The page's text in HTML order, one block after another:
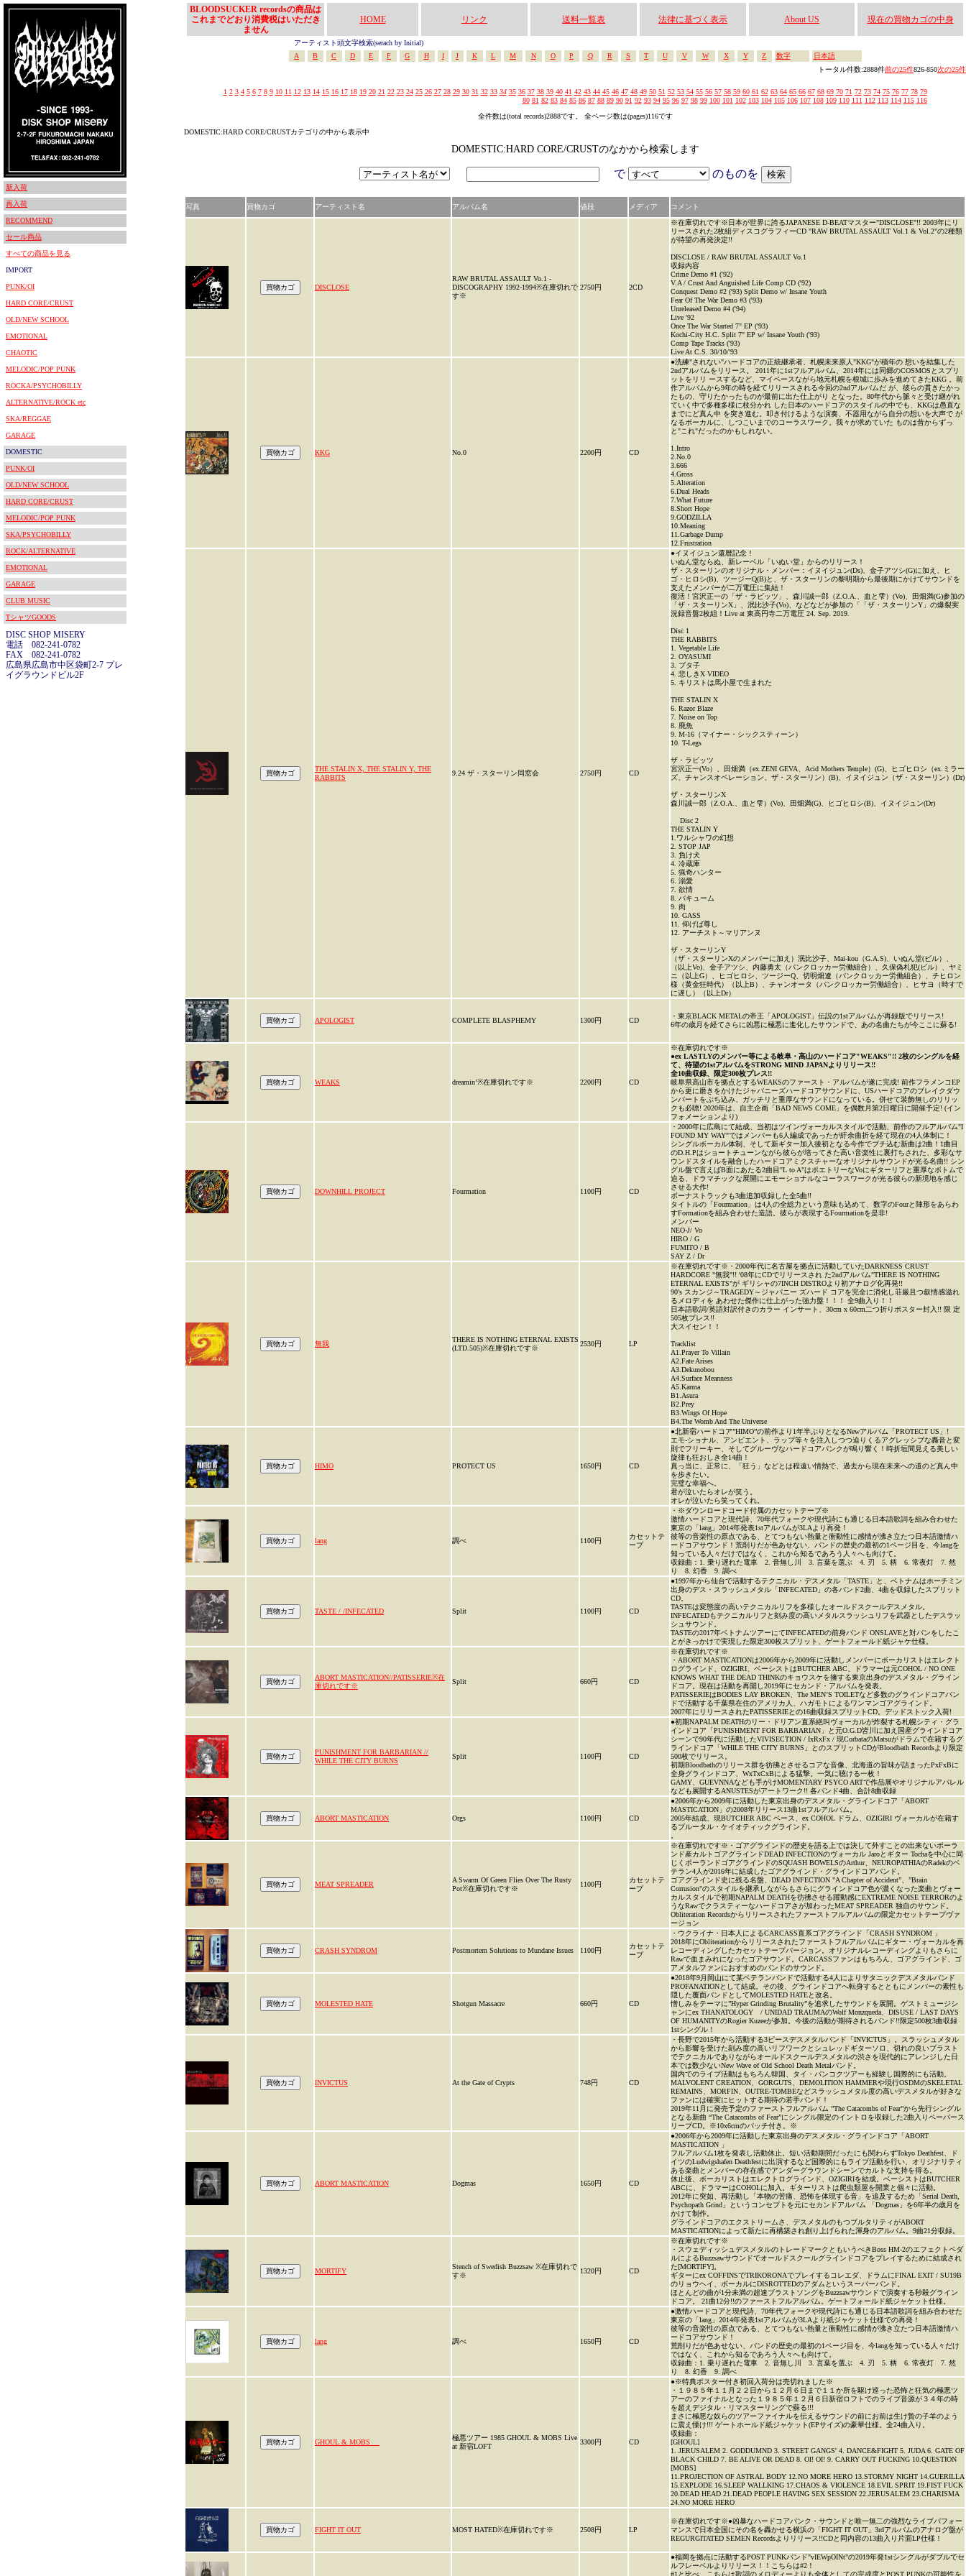
新入荷
再入荷
RECOMMEND
セール商品
すべての商品を見る
IMPORT
PUNK/OI
HARD CORE/CRUST
OLD/NEW SCHOOL
EMOTIONAL
CHAOTIC
MELODIC/POP PUNK
ROCKA/PSYCHOBILLY
ALTERNATIVE/ROCK etc
SKA/REGGAE
GARAGE
DOMESTIC
PUNK/OI
OLD/NEW SCHOOL
HARD CORE/CRUST
MELODIC/POP PUNK
SKA/PSYCHOBILLY
ROCK/ALTERNATIVE
EMOTIONAL
GARAGE
CLUB MUSIC
TシャツGOODS
DISC SHOP MISERY
電話 082-241-0782
FAX 082-241-0782
広島県広島市中区袋町2-7 プレ
イグラウンドビル2F
BLOODSUCKER recordsの商品は
これまでどおり消費税はいただき
ません
HOME リンク 送料一覧表 法律に基づく表示 About US 現在の買物カゴの中身
アーティスト頭文字検索(serach by Initial)
A
B C D E F G H I J K L M N O P Q R S T U V W X Y Z 数字
日本語
トータル件数:2888件前の25件826-850次の25件
1 2 3 4 5 6 7 8 9 10 11 12 13 14 15 16 17 18 19 20 21 22 23 24 25 26 27 28 29 30 31 32 33 34 35 36 37 38 39 40 41 42 43 44 45 46 47 48 49 50 51 52 53 54 55 56 57 58 59 60 61 62 63 64 65 66 67 68 69 70 71 72 73 74 75 76 77 78 79
80 81 82 83 84 85 86 87 88 89 90 91 92 93 94 95 96 97 98 99 100 101 102 103 104 105 106 107 108 109 110 111 112 113 114 115 116
全件数は(total records)2888です。 全ページ数は(pages)116です
DOMESTIC:HARD CORE/CRUSTカテゴリの中から表示中
DOMESTIC:HARD CORE/CRUSTのなかから検索します
で のものを
写真 買物カゴ アーティスト名 アルバム名 値段 メディア コメント
DISCLOSE
RAW BRUTAL ASSAULT Vo.1 -
DISCOGRAPHY 1992-1994※在庫切れで
す※
2750円 2CD
※在庫切れです※日本が世界に誇るJAPANESE D-BEATマスター"DISCLOSE"!! 2003年にリ
リースされた2枚組ディスコグラフィーCD "RAW BRUTAL ASSAULT Vol.1 & Vol.2"の2種類
が待望の再発決定!!
DISCLOSE / RAW BRUTAL ASSAULT Vo.1
収録内容
Crime Demo #1 ('92)
V.A / Crust And Anguished Life Comp CD ('92)
Conquest Demo #2 ('93) Split Demo w/ Insane Youth
Fear Of The War Demo #3 ('93)
Unreleased Demo #4 ('94)
Live '92
Once The War Started 7" EP ('93)
Kochi-City H.C. Split 7" EP w/ Insane Youth ('93)
Comp Tape Tracks ('93)
Live At C.S. 30/10/'93
KKG No.0 2200円 CD
●洗練"されない"ハードコアの正統継承者、札幌未来原人"KKG"が積年の 想いを結集した
2ndアルバムをリリース。 2011年に1stフルアルバム、2014年には同郷のCOSMOSとスプリ
ットをリリ ースするなど、マイペースながら地元札幌を根城に歩みを進めてきたKKG 。前
作アルバムから9年の時を経てリリースされる今回の2ndアルバムだ が、彼らの貫きたかっ
たもの、守りたかったものが最前に出た仕上がり となった。80年代から脈々と受け継がれ
ていく中で多種多様に枝分かれ した日本のハードコアのスタイルの中でも、KKGは愚直な
までにど真ん中 を突き進む。叩き付けるような演奏、不器用ながら自分の想いを大声で が
なるボーカルに、しつこいまでのコーラスワーク。我々が求めていた ものは昔からずっ
と"これ"だったのかもしれない。
1.Intro
2.No.0
3.666
4.Gross
5.Alteration
6.Dual Heads
7.What Future
8.Short Hope
9.GODZILLA
10.Meaning
11.Garbage Dump
12.Frustration
THE STALIN X, THE STALIN Y, THE
RABBITS
9.24 ザ・スターリン同窓会 2750円 CD
●イヌイジュン還暦記念！
いぬん堂ならぬ、新レーベル「いぬい堂」からのリリース！
ザ・スターリンのオリジナル・メンバー：イヌイジュン(Ds)、金子アツシ(G)に加え、ヒ
ゴ・ヒロシ(B)、ツージーQ(B)と、ザ・スターリンの黎明期から最後期にかけてサウンドを
支えたメンバーが二万電圧に集結！
復活！宮沢正一の「ザ・ラビッツ」、森川誠一郎（Z.O.A.、血と雫）(Vo)、田畑満(G)参加の
「ザ・スターリンX」、泯比沙子(Vo)、などなどが参加の「「ザ・スターリンY」の爆裂実
況録音盤2枚組！Live at 東高円寺二万電圧 24. Sep. 2019.
Disc 1
THE RABBITS
1. Vegetable Life
2. OYASUMI
3. ブタ子
4. 悲しきX VIDEO
5. キリストは馬小屋で生まれた
THE STALIN X
6. Razor Blaze
7. Noise on Top
8. 廃魚
9. M-16（マイナー・シックスティーン）
10. T-Legs
ザ・ラビッツ
宮沢正一(Vo）、田畑満（ex.ZENI GEVA、Acid Mothers Temple）(G)、ヒゴヒロシ（ex.ミラー
ズ、チャンスオペレーション、ザ・スターリン）(B)、イヌイジュン（ザ・スターリン）(Dr)
ザ・スターリンX
森川誠一郎（Z.O.A.、血と雫）(Vo)、田畑満(G)、ヒゴヒロシ(B)、イヌイジュン(Dr)
Disc 2
THE STALIN Y
1.ワルシャワの幻想
2. STOP JAP
3. 負け犬
4. 冷蔵庫
5. 猟奇ハンター
6. 溺愛
7. 欲情
8. バキューム
9. 肉
10. GASS
11. 仰げば尊し
12. アーチスト～マリアンヌ
ザ・スターリンY
（ザ・スターリンXのメンバーに加え）泯比沙子、Mai-kou（G.A.S)、いぬん堂(ビル）、
（以上Vo)、金子アツシ、内藤勇太（パンクロッカー労働組合）、久保偽札犯(ビル）、ヤミ
ニ（以上G）、ヒゴヒロシ、ツージーQ、切明畑遼（パンクロッカー労働組合）、チヒロン
様（黄金狂時代）（以上B）、チャンオータ（パンクロッカー労働組合）、ヒサヨ（時すで
に遅し）（以上Dr）
APOLOGIST COMPLETE BLASPHEMY 1300円 CD
・東京BLACK METALの帝王「APOLOGIST」伝説の1stアルバムが再録版でリリース!
6年の歳月を経てさらに凶悪に極悪に進化したサウンドで、あの名曲たちが今ここに蘇る!
WEAKS dreamin’※在庫切れです※ 2200円 CD
※在庫切れです※
●ex LASTLYのメンバー等による岐阜・高山のハードコア"WEAKS"!! 2枚のシングルを経
て、待望の1stアルバムをSTRONG MIND JAPANよりリリース!!
全10曲収録、限定300枚プレス!!
岐阜県高山市を拠点とするWEAKSのファースト・アルバムが遂に完成! 前作フラメンコEP
から更に磨きをかけたジャパニーズハードコアサウンドに、USハードコアのブレイクダウ
ンパートをぶち込み、ガッチリと重厚なサウンドになっている。併せて装飾無しのリリッ
クも必聴! 2020年は、自主企画「BAD NEWS COME」を偶数月第2日曜日に開催予定! (イン
フォメーションより)
DOWNHILL PROJECT Fourmation 1100円 CD
・2000年に広島にて結成、当初はツインヴォーカルスタイルで活動、前作のフルアルバム"I
FOUND MY WAY"ではメンバーも6人編成であったが紆余曲折を経て現在の4人体制に！
シングルボーカル体制、そして新ギター加入後初となる今作でブチ込む新曲は2曲！1曲目
のD.H.Pはショートチューンながら彼らが培ってきた高い音楽性に裏打ちされた、多彩なサ
ウンドスタイルを融合したハードコアミクスチャーなオリジナルサウンドが光る名曲!! シン
グル盤で言えばB面にあたる2曲目"L to A"はポエトリーなVoにギターリフと重厚なボトムで
迫る、ドラマチックな展開にエモーショナルなコーラスワークが光る彼らの新境地を感じ
させる大作!
ボーナストラックも3曲追加収録した全5曲!!
タイトルの「Fourmation」は4人の全総力という意味も込めて、数字のFourと陣形をあらわ
すFormationを組み合わせた造語。彼らが表現するFourmationを是非!
メンバー
NEO-J/ Vo
HIRO / G
FUMITO / B
SAY Z / Dr
無我
THERE IS NOTHING ETERNAL EXISTS
(LTD.505)※在庫切れです※
2530円 LP
※在庫切れです※・2000年代に名古屋を拠点に活動していたDARKNESS CRUST
HARDCORE "無我"!! '08年にCDでリリースされ た2ndアルバム"THERE IS NOTHING
ETERNAL EXISTS"が ギリシャの7INCH DISTROより初アナログ化再発!!
90's スカンジ～TRAGEDY～ジャパニー ズハード コアを完全に消化し荘厳且つ叙情感溢れ
るメロディを あわせた傑作に仕上がった強力盤！！！ 全9曲入り！！
日本語歌詞/英語対訳付きのカラー インサート、30cm x 60cm二つ折りポスター封入!! 限 定
505枚プレス!!
大スイセン！！
Tracklist
A1.Prayer To Villain
A2.Fate Arises
A3.Dekunobou
A4.Surface Meanness
A5.Karma
B1.Asura
B2.Prey
B3.Wings Of Hope
B4.The Womb And The Universe
HIMO PROTECT US 1650円 CD
●北新宿ハードコア”HIMO”の前作より1年半ぶりとなるNewアルバム「PROTECT US」!
エモ-ショナル、アンビエント、ラップ等々を注入しつつ迫りくるアグレッシブな轟音と変
則でフリーキー、そしてグルーヴなハードコアパンクが鳴り響く！時折垣間見える美しい
旋律も狂おしき全14曲！
真っ当に、正常に、「狂う」などとは程遠い情熱で、過去から現在未来への道のど真ん中
を歩きたい。
完璧な幸福へ。
君が泣いたらオレが笑う。
オレが泣いたら笑ってくれ。
lang 調べ 1100円
カセットテ
ープ
・※ダウンロードコード付属のカセットテープ※
激情ハードコアと現代詩、70年代フォークや現代詩にも通じる日本語歌詞を組み合わせた
東京の「lang」2014年発表1stアルバムが3LAより再発！
彼等の音楽性の原点である、とてつもない熱量と衝動性に感情が沸き立たつ日本語激情ハ
ードコアサウンド！荒削りだが色あせない、バンドの歴史の最初の1ページ目を、今langを
知っている人々だけではなく、これから知るであろう人々へも向けて。
収録曲：1. 乗り遅れた電車 2. 音無し川 3. 言葉を選ぶ 4. 刃 5. 柄 6. 常夜灯 7. 然
り 8. 幻香 9. 調べ
TASTE / /INFECATED Split 1100円 CD
●1997年から仙台で活動するテクニカル・デスメタル「TASTE」と、ベトナムはホーチミン
出身のデス・スラッシュメタル「INFECATED」の各バンド2曲、4曲を収録したスプリット
CD。
TASTEは変態度の高いテクニカルリフを多様したオールドスクールデスメタル。
INFECATEDもテクニカルリフと刻み度の高いメタルスラッシュリフを武器としたデスラッ
シュサウンド。
TASTEの2017年ベトナムツアーにてINFECATEDの前身バンド ONSLAVEと対バンをしたこ
とがきっかけで実現した限定300枚スプリット、ゲートフォールド紙ジャケ仕様。
ABORT MASTICATION//PATISSERIE※在
庫切れです※
Split 660円 CD
※在庫切れです※
・ABORT MASTICATIONは2006年から2009年に活動しメンバーにボーカリストはエレクト
ログラインド、OZIGIRI、ベーシストはBUTCHER ABC、ドラマーは元COHOL / NO ONE
KNOWS WHAT THE DEAD THINKのキョウスケを擁する東京出身のデスメタル・グライン
ドコア。現在は活動を再開し2019年にセカンド・アルバムを発表。
PATISSERIEはBODIES LAY BROKEN、The MEN’S TOILETなど多数のグラインドコアバン
ドで活動する千葉県在住のアメリカ人、ハガモトによるワンマンゴアグラインド。
2007年にリリースされたPATISSERIEとの16曲収録スプリットCD。デッドストック入荷!
PUNISHMENT FOR BARBARIAN //
WHILE THE CITY BURNS
Split 1100円 CD
●初期NAPALM DEATHのリー・ドリアン直系絶叫ヴォーカルが炸裂する札幌シティ・グラ
インドコア「PUNISHMENT FOR BARBARIAN」と元O.G.D皆川に加え国産グラインドコア
シーンで90年代に活動したVIVISECTION / IxRxFx / 現CorbataのMatsuがドラムで在籍するグ
ラインドコア「WHILE THE CITY BURNS」とのスプリットCDがBloodbath Recordsより限定
500枚でリリース。
初期Bloodbathのリリース群を彷彿とさせるコアな音像、北海道の旨味が詰まったPxFxBに
全身グラインドコア、WxTxCxBによる猛撃。一気に聴ける一枚！
GAMY、GUEVNNAなども手がけMOMENTARY PSYCO ARTで作品展やオリジナルアパレル
なども展開するANUSTESがアートワーク!! 各バンド4曲、合計8曲収録
ABORT MASTICATION Orgs 1100円 CD
●2006年から2009年に活動した東京出身のデスメタル・グラインドコア「ABORT
MASTICATION」の2008年リリース13曲1stフルアルバム。
2005年結成、現BUTCHER ABC ベース、ex COHOL ドラム、OZIGIRI ヴォーカルが在籍す
るブルータル・ケイオティックグラインド。
MEAT SPREADER
A Swarm Of Green Flies Over The Rusty
Pot※在庫切れです※
1100円
カセットテ
ープ
※在庫切れです※・ゴアグラインドの歴史を語る上では決して外すことの出来ないポーラ
ンド産カルトゴアグラインドDEAD INFECTIONのヴォーカル Jaroとギター Tochaを中心に同
じくポーランドゴアグラインドのSQUASH BOWELSのArthur、NEUROPATHIAのRadekのベ
テラン4人が2016年に結成したゴアグラインド・グラインドコアバンド。
ゴアグラインド史に残る名盤、DEAD INFECTION "A Chapter of Accident”、”Brain
Corrusion"のスタイルを継承しながらもさらにグラインドコア色が濃くなった楽曲とヴォー
カルスタイルで初期NAPALM DEATHを彷彿させる躍動感にEXTREME NOISE TERRORのよ
うなRawでクラスティーなハードコアさが加わったMEAT SPREADER 独自のサウンド。
Obliteration Recordsからリリースされたファーストフルアルバムの限定カセットテープヴァ
ージョン
CRASH SYNDROM Postmortem Solutions to Mundane Issues 1100円
カセットテ
ープ
・ウクライナ・日本人によるCARCASS直系ゴアグラインド「CRASH SYNDROM 」
2018年にObliterationからリリースされたファーストフルアルバムにギター・ヴォーカルを再
レコーディングしたカセットテープバージョン。オリジナルレコーディングよりもさらに
Rawで血まみれになったゴアサウンド。CARCASSファンはもちろん、ゴアグラインド、ゴ
アメタルファンにおすすめのバンドのサウンド。
MOLESTED HATE Shotgun Massacre 660円 CD
●2018年9月岡山にて某ベテランバンドで活動する4人によりサタニックデスメタルバンド
PROFANATIONとして結成。その後、グラインドコアへ転身するとともにメンバーの素性も
隠した覆面バンドとしてMOLESTED HATEと改名。
憎しみをテーマに”Hyper Grinding Brutality”を追求したサウンドを展開。ゲストミュージシ
ャンにex THANATOLOGY / UNIDAD TRAUMAのWolf Monzqueda、DISUSE / LAST DAYS
OF HUMANITYのRogier Kuzeeが参加。今後の活動が期待されるバンド!!限定500枚3曲収録
1stシングル！
INVICTUS At the Gate of Crypts 748円 CD
・長野で2015年から活動する3ピースデスメタルバンド「INVICTUS」。スラッシュメタル
から影響を受けた刻み度の高いリフワークとシュレッドギターソロ、切れの良いブラスト
でテクニカルでありながらオールドスクールデスメタルの渋さを現代的にアレンジした日
本では数少ないNew Wave of Old School Death Metalバンド。
国内でのライブ活動はもちろん韓国、タイ・バンコクツアーも経験し国際的にも活動。
MALVOLENT CREATION、GORGUTS、DEMOLITION HAMMERや現行OSDMのSKELETAL
REMAINS、MORFIN、OUTRE-TOMBEなどスラッシュメタル度の高いデスメタルが好きな
ファンには確実にヒットする期待の若手バンド！
2019年11月に発売予定のファーストフルアルバム ”The Catacombs of Fear”から先行シングル
となる新曲 “The Catacombs of Fear”にシングル限定のイントロを収録した2曲入りペーパース
リーブCD。※10x6cmのパッチ付き。※
ABORT MASTICATION Dogmas 1650円 CD
●2006年から2009年に活動した東京出身のデスメタル・グラインドコア「ABORT
MASTICATION 」
フルアルバム1枚を発表し活動休止。短い活動期間だったにも関わらずTokyo Deathfest、ド
イツのLudwigshafen Deathfestに出演するなど国際的にもライブ活動を行い、オリジナリティ
ある楽曲とメンバーの存在感でアンダーグラウンドシーンでカルトな支持を得る。
休止後、ボーカリストはエレクトログラインド、OZIGIRIを結成。ベーシストはBUTCHER
ABCに、ドラマーはCOHOLに加入。ギターリストは爬虫類屋を開業と個々に活動。
2012年に突如、再活動し「本物の苦痛、恐怖を体現する音」を追及するため「Serial Death,
Psychopath Grind」というコンセプトを元にセカンドアルバム 「Dogmas」を6年半の歳月を
かけて制作。
グラインドコアのエクストリームさ、デスメタルのもつブルタリティがABORT
MASTICATIONによって新たに再構築され創り上げられた渾身のアルバム。9曲21分収録。
MORTIFY
Stench of Swedish Buzzsaw ※在庫切れで
す※
1320円 CD
※在庫切れです※
・スウェディッシュデスメタルのトレードマークともいうべきBoss HM-2のエフェクトペダ
ルによるBuzzsawサウンドでオールドスクールグラインドコアをプレイするために結成され
た[MORTIFY]。
ギターにex COFFINSでTRIKORONAでプレイするコレエダ、ドラムにFINAL EXIT / SU19B
のリョウヘイ、ボーカルにDISROTTEDのアダムというスーパーバンド。
ほとんどの曲が1分未満の超速ブラストソングをBuzzsawサウンドで演奏する秒殺グライン
ドコア。 21曲12分!!のファーストフルアルバム。ゲートフォールド紙ジャケット仕様。
lang 調べ 1650円 CD
●激情ハードコアと現代詩、70年代フォークや現代詩にも通じる日本語歌詞を組み合わせた
東京の「lang」2014年発表1stアルバムが3LAより紙ジャケット仕様での再発！
彼等の音楽性の原点である、とてつもない熱量と衝動性に感情が沸き立たつ日本語激情ハ
ードコアサウンド！
荒削りだが色あせない、バンドの歴史の最初の1ページ目を、今langを知っている人々だけ
ではなく、これから知るであろう人々へも向けて。
収録曲：1. 乗り遅れた電車 2. 音無し川 3. 言葉を選ぶ 4. 刃 5. 柄 6. 常夜灯 7. 然
り 8. 幻香 9. 調べ
GHOUL & MOBS
極悪ツアー 1985 GHOUL & MOBS Live
at 新宿LOFT
3300円 CD
●※特典ポスター付き初回入荷分は売切れました※
・１９８５年１１月２２日から１２月６日まで１１か所を駆け巡った恐怖と狂気の極悪ツ
アーのファイナルとなった１９８５年１２月６日新宿ロフトでのライブ音源が３４年の時
を超えデジタル・リマスターリングで蘇る!!!
まさに極悪な奴らのツアーファイナルを伝えるサウンドの前にお前は生け贄の子羊のよう
に震え慄け!!! ゲートホールド紙ジャケット(EPサイズ)の豪華仕様。全24曲入り。
収録曲：
[GHOUL]
1. JERUSALEM 2. GODDUMND 3. STREET GANGS' 4. DANCE&FIGHT 5. JUDA 6. GATE OF
BLACK CHILD 7. BE ALIVE OR DEAD 8. OI! OI! 9. CARRY OUT FUCKING 10.QUESTION
[MOBS]
11.PROJECTION OF ASTRAL BODY 12.NO MORE HERO 13.STORMY NIGHT 14.GUERILLA
15.EXPLODE 16.SLEEP WALLKING 17.CHAOS & VIOLENCE 18.EVIL SPRIT 19.FIST FUCK
20.DEAD HEAD 21.DEAD PEOPLE HAVING SEX SESSION 22.JERUSALEM 23.CHARISMA
24.NO MORE HERO
FIGHT IT OUT MOST HATED※在庫切れです※ 2508円 LP
※在庫切れです※●凶暴なハードコアパンク・サウンドと唯一無二の強烈なライブパフォー
マンスで日本全国にその名を轟かせる横浜の「FIGHT IT OUT」3rdアルバムのアナログ盤が
REGURGITATED SEMEN Recordsよりリリース!!CDと同内容の13曲入り片面LP仕様！
●福岡を拠点に活動するPOST PUNKバンド"vIEWpOINt"の2019年発1stシングルがダブルでセ
ルフレーベルよりリリース！！こちらは#2！
#1と比べ、こちらは歌詞のメロディーよりも全体としての完成度とPOST PUNKの可能性を